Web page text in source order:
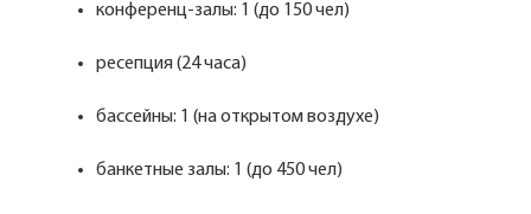
конференц-залы: 1 (до 150 чел)
ресепция (24 часа)
бассейны: 1 (на открытом воздухе)
банкетные залы: 1 (до 450 чел)